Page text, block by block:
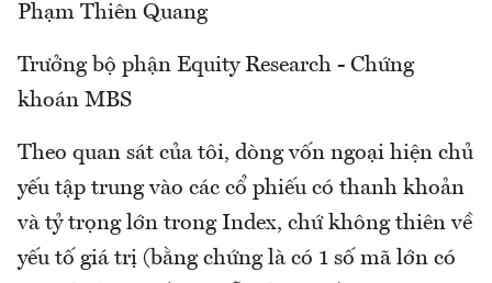
Phạm Thiên Quang
Trưởng bộ phận Equity Research - Chứng
khoán MBS
Theo quan sát của tôi, dòng vốn ngoại hiện chủ
yếu tập trung vào các cổ phiếu có thanh khoản
và tỷ trọng lớn trong Index, chứ không thiên về
yếu tố giá trị (bằng chứng là có 1 số mã lớn có